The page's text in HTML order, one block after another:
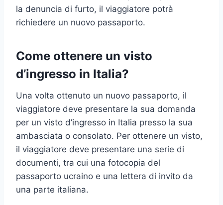
la denuncia di furto, il viaggiatore potrà
richiedere un nuovo passaporto.
Come ottenere un visto
d’ingresso in Italia?
Una volta ottenuto un nuovo passaporto, il
viaggiatore deve presentare la sua domanda
per un visto d’ingresso in Italia presso la sua
ambasciata o consolato. Per ottenere un visto,
il viaggiatore deve presentare una serie di
documenti, tra cui una fotocopia del
passaporto ucraino e una lettera di invito da
una parte italiana.